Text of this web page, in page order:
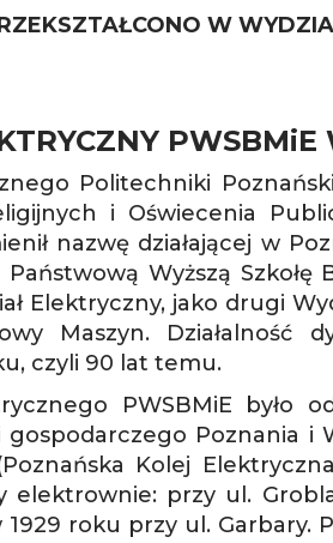
W
PWSBMiE
Politechniki
i Oświecenia
nazwę działającej w
Państwową Wyższą
Elektryczny, jako drugi
Maszyn. Działalność
czyli 90 lat temu.
PWSBMiE było
Poznania i
Kolej
elektrownie: przy ul.
roku przy ul. Garbary.